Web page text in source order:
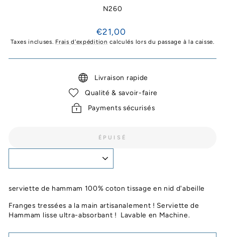
N260
Prix
régulier
€21,00
Taxes incluses. Frais d'expédition calculés lors du passage à la caisse.
Livraison rapide
Qualité & savoir-faire
Payments sécurisés
ÉPUISÉ
serviette de hammam 100% coton tissage en nid d'abeille
Franges tressées a la main artisanalement ! Serviette de
Hammam lisse ultra-absorbant ! Lavable en Machine.